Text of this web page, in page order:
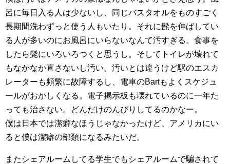
呂に毎日入る人は少ないし、同じバスタオルをものすごく
長期間洗わずっと使う人もいたり。それに髭を伸ばしてい
る人が多いのにお風呂にいらないなんて汚すぎる。食事を
したら髭にいろいろつくと思うし。そしてトイレが壊れて
もなかなか直さないし汚い。汚いとは違うけど駅のエスカ
レーターも頻繁に故障するし、電車のBartもよくスケジュ
ールがおかしくなる。電子掲示板も壊れているのに一年た
っても治さない。どんだけのんびりしてるのかなー。
僕は日本では潔癖なほうじゃなかったけど、アメリカにい
ると僕は潔癖の部類になるみたいだ。
またシェアルームしてる学生でもシェアルームで騙されて